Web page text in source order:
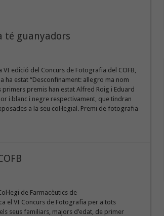
té guanyadors
VI edició del Concurs de Fotografia del COFB,
ha estat “Desconfinament: allegro ma nom
premis han estat Alfred Roig i Eduard
i blanc i negre respectivament, que tindran
a la seu col·legial. Premi de fotografia
de Farmacèutics de
el VI Concurs de Fotografia per a tots
seus familiars, majors d’edat, de primer